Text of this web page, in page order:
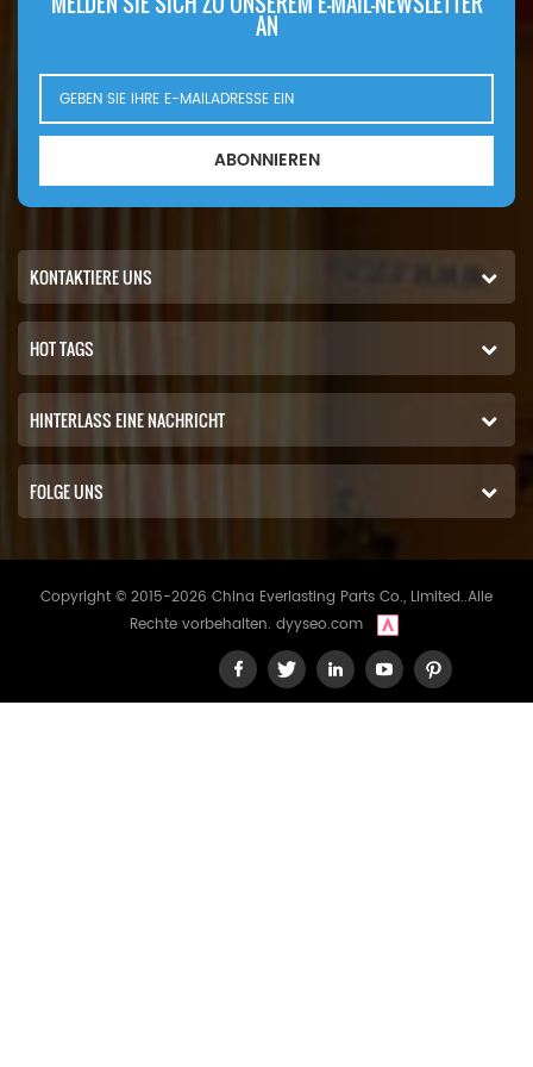
AN
ABONNIEREN
KONTAKTIERE UNS
HOT TAGS
HINTERLASS EINE NACHRICHT
FOLGE UNS
Copyright © 2015-2026 China Everlasting Parts Co., Limited..Alle
Rechte vorbehalten. dyyseo.com